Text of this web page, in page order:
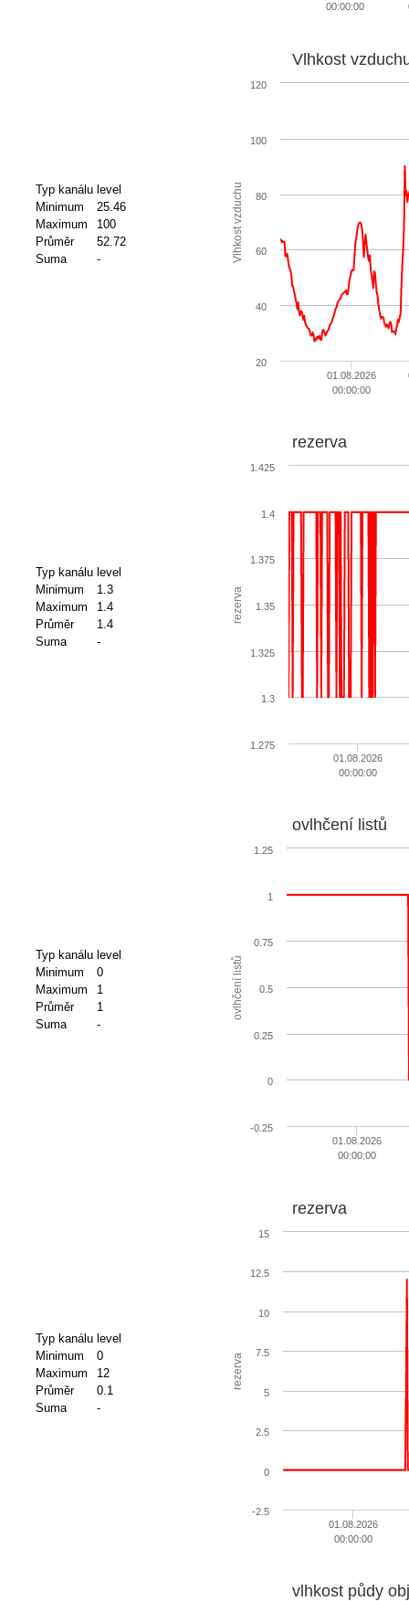
00:00:00
Typ kanálu level
Minimum
25.46
Maximum
100
Průměr
52.72
Suma
- Vlhkost vzduchu
Vlhkost
01.08.2026
00:00:00
20
40
60
80
100
120
Typ kanálu level
Minimum
1.3
Maximum
1.4
Průměr
1.4
Suma
-
rezerva
rezerva
01.08.2026
00:00:00
1.275
1.3
1.325
1.35
1.375
1.4
1.425
Typ kanálu level
Minimum
0
Maximum
1
Průměr
1
Suma
-
ovlhčení listů
ovlhčení listů
01.08.2026
00:00:00
-0.25
0
0.25
0.5
0.75
1
1.25
Typ kanálu level
Minimum
0
Maximum
12
Průměr
0.1
Suma
-
rezerva
rezerva
01.08.2026
00:00:00
-2.5
0
2.5
5
7.5
10
12.5
15
vlhkost půdy